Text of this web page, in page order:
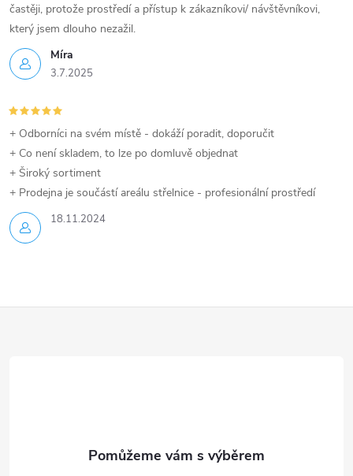
Míra
3.7.2025
častěji, protože prostředí a přístup k zákazníkovi/ návštěvníkovi,
který jsem dlouho nezažil.
18.11.2024
+ Odborníci na svém místě - dokáží poradit, doporučit
+ Co není skladem, to lze po domluvě objednat
+ Široký sortiment
+ Prodejna je součástí areálu střelnice - profesionální prostředí